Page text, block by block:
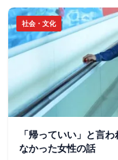
社会・文化
「帰っていい」と言
なかった女性の話